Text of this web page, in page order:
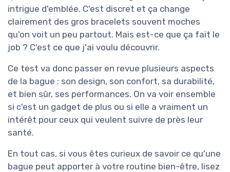
intrigue d'emblée. C'est discret et ça change
clairement des gros bracelets souvent moches
qu'on voit un peu partout. Mais est-ce que ça fait le
job ? C'est ce que j'ai voulu découvrir.
Ce test va donc passer en revue plusieurs aspects
de la bague : son design, son confort, sa durabilité,
et bien sûr, ses performances. On va voir ensemble
si c'est un gadget de plus ou si elle a vraiment un
intérêt pour ceux qui veulent suivre de près leur
santé.
En tout cas, si vous êtes curieux de savoir ce qu'une
bague peut apporter à votre routine bien-être, lisez